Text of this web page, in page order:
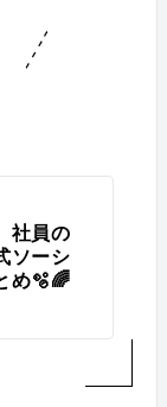
社員の
ソーシ
め🫧🌈